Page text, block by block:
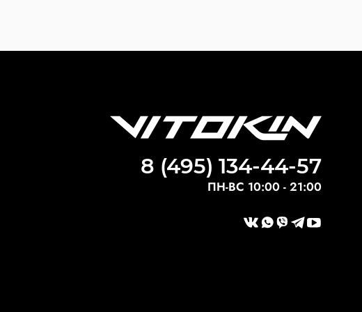
8 (495) 134-44-57
ПН-ВС 10:00 - 21:00